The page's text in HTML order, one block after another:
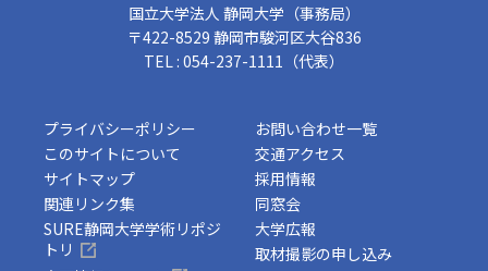
国立大学法人 静岡大学（事務局）
〒422-8529 静岡市駿河区大谷836
TEL : 054-237-1111（代表）
プライバシーポリシー
このサイトについて
サイトマップ
関連リンク集
お問い合わせ一覧
交通アクセス
採用情報
同窓会
SURE静岡大学学術リポジ
トリ
大学広報
取材撮影の申し込み